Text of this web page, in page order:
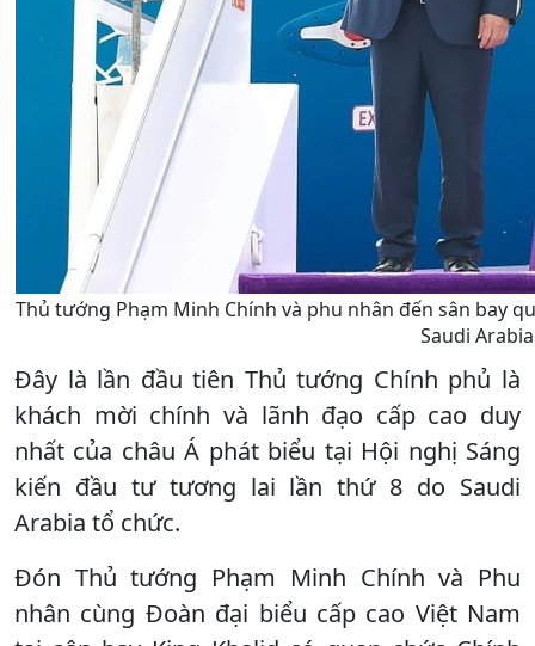
Thủ tướng Phạm Minh Chính và phu nhân đến sân bay
Saudi
Đây là lần đầu tiên Thủ tướng Chính phủ là
khách mời chính và lãnh đạo cấp cao duy
nhất của châu Á phát biểu tại Hội nghị Sáng
kiến đầu tư tương lai lần thứ 8 do Saudi
Arabia tổ chức.
Đón Thủ tướng Phạm Minh Chính và Phu
nhân cùng Đoàn đại biểu cấp cao Việt Nam